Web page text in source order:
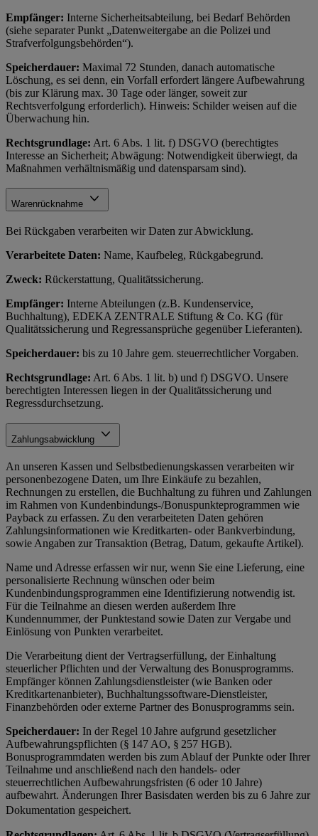
Empfänger: Interne Sicherheitsabteilung, bei Bedarf Behörden
(siehe separater Punkt „Datenweitergabe an die Polizei und
Strafverfolgungsbehörden“).
Speicherdauer: Maximal 72 Stunden, danach automatische
Löschung, es sei denn, ein Vorfall erfordert längere Aufbewahrung
(bis zur Klärung max. 30 Tage oder länger, soweit zur
Rechtsverfolgung erforderlich). Hinweis: Schilder weisen auf die
Überwachung hin.
Rechtsgrundlage: Art. 6 Abs. 1 lit. f) DSGVO (berechtigtes
Interesse an Sicherheit; Abwägung: Notwendigkeit überwiegt, da
Maßnahmen verhältnismäßig und datensparsam sind).
Warenrücknahme
Bei Rückgaben verarbeiten wir Daten zur Abwicklung.
Verarbeitete Daten: Name, Kaufbeleg, Rückgabegrund.
Zweck: Rückerstattung, Qualitätssicherung.
Empfänger: Interne Abteilungen (z.B. Kundenservice,
Buchhaltung), EDEKA ZENTRALE Stiftung & Co. KG (für
Qualitätssicherung und Regressansprüche gegenüber Lieferanten).
Speicherdauer: bis zu 10 Jahre gem. steuerrechtlicher Vorgaben.
Rechtsgrundlage: Art. 6 Abs. 1 lit. b) und f) DSGVO. Unsere
berechtigten Interessen liegen in der Qualitätssicherung und
Regressdurchsetzung.
Zahlungsabwicklung
An unseren Kassen und Selbstbedienungskassen verarbeiten wir
personenbezogene Daten, um Ihre Einkäufe zu bezahlen,
Rechnungen zu erstellen, die Buchhaltung zu führen und Zahlungen
im Rahmen von Kundenbindungs-/Bonuspunkteprogrammen wie
Payback zu erfassen. Zu den verarbeiteten Daten gehören
Zahlungsinformationen wie Kreditkarten- oder Bankverbindung,
sowie Angaben zur Transaktion (Betrag, Datum, gekaufte Artikel).
Name und Adresse erfassen wir nur, wenn Sie eine Lieferung, eine
personalisierte Rechnung wünschen oder beim
Kundenbindungsprogrammen eine Identifizierung notwendig ist.
Für die Teilnahme an diesen werden außerdem Ihre
Kundennummer, der Punktestand sowie Daten zur Vergabe und
Einlösung von Punkten verarbeitet.
Die Verarbeitung dient der Vertragserfüllung, der Einhaltung
steuerlicher Pflichten und der Verwaltung des Bonusprogramms.
Empfänger können Zahlungsdienstleister (wie Banken oder
Kreditkartenanbieter), Buchhaltungssoftware-Dienstleister,
Finanzbehörden oder externe Partner des Bonusprogramms sein.
Speicherdauer: In der Regel 10 Jahre aufgrund gesetzlicher
Aufbewahrungspflichten (§ 147 AO, § 257 HGB).
Bonusprogrammdaten werden bis zum Ablauf der Punkte oder Ihrer
Teilnahme und anschließend nach den handels- oder
steuerrechtlichen Aufbewahrungsfristen (6 oder 10 Jahre)
aufbewahrt. Änderungen Ihrer Basisdaten werden bis zu 6 Jahre zur
Dokumentation gespeichert.